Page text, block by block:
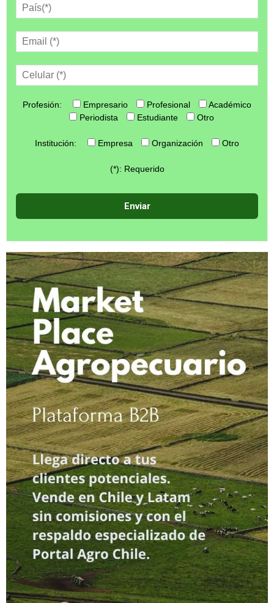
Profesión: Empresario Profesional
Académico
Periodista
Estudiante Otro
Institución: Empresa Organización Otro
(*): Requerido